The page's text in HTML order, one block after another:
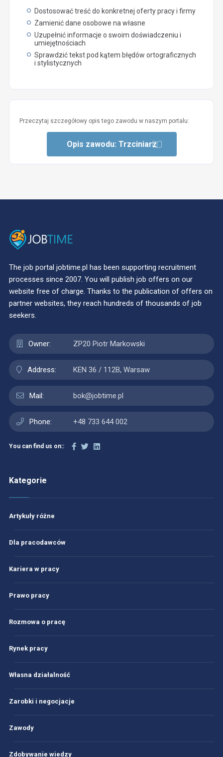
Dostosować treść do konkretnej oferty pracy i firmy
Zamienić dane osobowe na własne
Uzupełnić informacje o swoim doświadczeniu i
umiejętnościach
Sprawdzić tekst pod kątem błędów ortograficznych
i stylistycznych
Przeczytaj szczegółowy opis tego zawodu w naszym portalu:
Opis zawodu: Trzciniarz
The job portal jobtime.pl has been supporting recruitment
processes since 2007. You will publish job offers on our
website free of charge. Thanks to the publication of offers on
partner websites, they reach hundreds of thousands of job
seekers.
Owner: ZP20 Piotr Markowski
Address: KEN 36 / 112B, Warsaw
Mail: bok@jobtime.pl
Phone: +48 733 644 002
You can find us on::
Kategorie
Artykuły różne
Dla pracodawców
Kariera w pracy
Prawo pracy
Rozmowa o pracę
Rynek pracy
Własna działalność
Zarobki i negocjacje
Zawody
Zdobywanie wiedzy